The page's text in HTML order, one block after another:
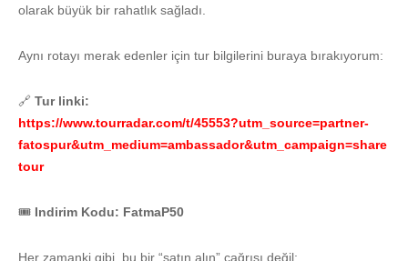
olarak büyük bir rahatlık sağladı.
Aynı rotayı merak edenler için tur bilgilerini buraya bırakıyorum:
🔗 Tur linki:
https://www.tourradar.com/t/45553?utm_source=partner-
fatospur&utm_medium=ambassador&utm_campaign=share
tour
🎟 Indirim Kodu: FatmaP50
Her zamanki gibi, bu bir “satın alın” çağrısı değil;